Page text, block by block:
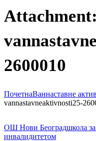
Attachment:
2600010
ПочетнаВаннаставне
vannastavneaktivnosti25-
ОШ Нови Београдшкола
инвалидитетом